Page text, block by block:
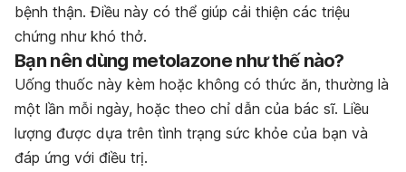
bệnh thận. Điều này có thể giúp cải thiện các triệu
chứng như khó thở.
Bạn nên dùng metolazone như thế nào?
Uống thuốc này kèm hoặc không có thức ăn, thường là
một lần mỗi ngày, hoặc theo chỉ dẫn của bác sĩ. Liều
lượng được dựa trên tình trạng sức khỏe của bạn và
đáp ứng với điều trị.